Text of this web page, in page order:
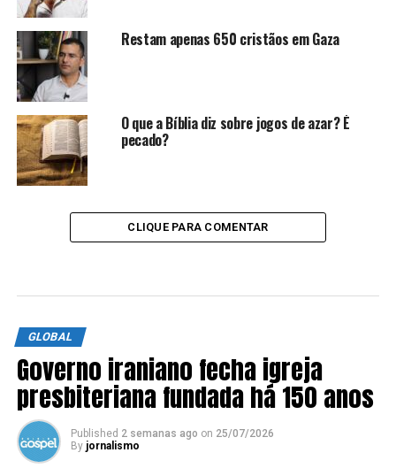
Restam apenas 650 cristãos em Gaza
O que a Bíblia diz sobre jogos de azar? É
pecado?
CLIQUE PARA COMENTAR
GLOBAL
Governo iraniano fecha igreja
presbiteriana fundada há 150 anos
Published 2 semanas ago on 25/07/2026
By jornalismo